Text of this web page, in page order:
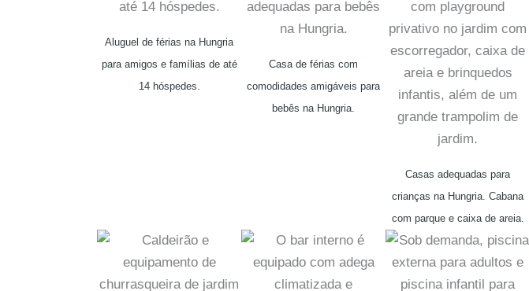
Aluguel de férias na Hungria
para amigos e famílias de até
14 hóspedes.
Casa de férias com
comodidades amigáveis para
bebês na Hungria.
Casas adequadas para
crianças na Hungria. Cabana
com parque e caixa de areia.